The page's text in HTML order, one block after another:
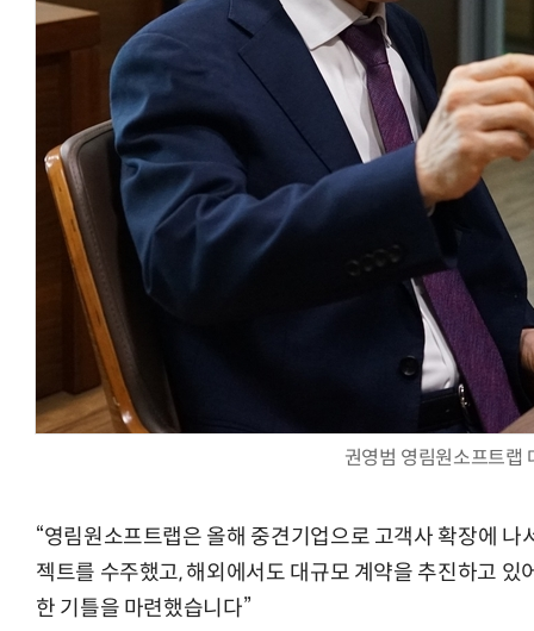
권영범 영림원소프트랩
“영림원소프트랩은 올해 중견기업으로 고객사 확장에
젝트를 수주했고, 해외에서도 대규모 계약을 추진하고
한 기틀을 마련했습니다”